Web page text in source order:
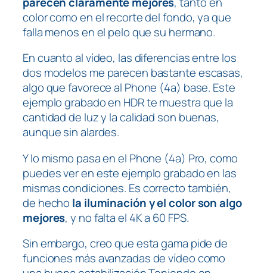
color como en el recorte del fondo, ya que
falla menos en el pelo que su hermano.
En cuanto al vídeo, las diferencias entre los
dos modelos me parecen bastante escasas,
algo que favorece al Phone (4a) base. Este
ejemplo grabado en HDR te muestra que la
cantidad de luz y la calidad son buenas,
aunque sin alardes.
Y lo mismo pasa en el Phone (4a) Pro, como
puedes ver en este ejemplo grabado en las
mismas condiciones. Es correcto también,
de hecho la iluminación y el color son algo
mejores, y no falta el 4K a 60 FPS.
Sin embargo, creo que esta gama pide de
funciones más avanzadas de vídeo como